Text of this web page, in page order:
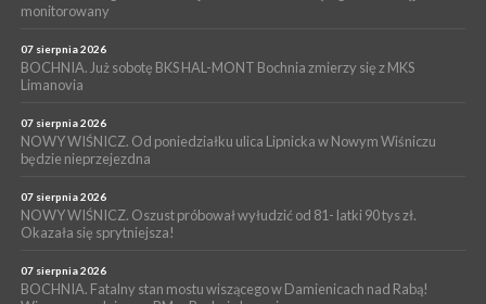
05 sierpnia 2026
LIPNICA MUROWANA. Na święcie gminy zagra zespół Kombi
[PROGRAM]
monitorowany
07 sierpnia 2026
BOCHNIA. Już sobotę BKS HAL-MONT Bochnia zmierzy się z MKS
Limanovia
07 sierpnia 2026
NOWY WIŚNICZ. Od poniedziałku ulica Lipnicka w Nowym Wiśniczu
będzie nieprzejezdna
07 sierpnia 2026
NOWY WIŚNICZ. Oszust próbował wyłudzić od 81- latki 90 tys zł.
Okazała się sprytniejsza!
07 sierpnia 2026
BOCHNIA. Fatalny stan mostu wiszącego w Damienicach nad Rabą!